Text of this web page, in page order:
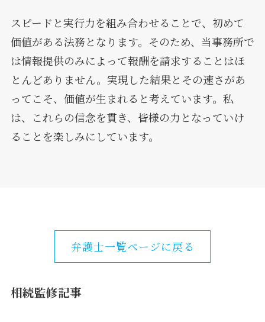
スピードと実行力を組み合わせることで、初めて
価値がある法務となります。そのため、当事務所で
は情報提供のみによって報酬を請求することはほ
とんどありません。実現した結果とその速さがあ
ってこそ、価値が生まれると考えています。私
は、これらの信念を貫き、皆様の力となっていけ
ることを楽しみにしています。
弁護士一覧ページに戻る
相続監修記事